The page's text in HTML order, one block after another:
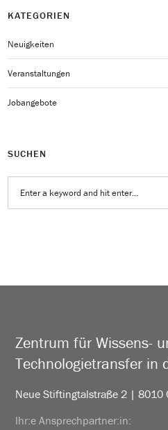
KATEGORIEN
Neuigkeiten
Veranstaltungen
Jobangebote
SUCHEN
Zentrum für Wissens-
Technologietransfer in
Neue Stiftingtalstraße 2 | 8010
Ihr:e Ansprechpartner:in: